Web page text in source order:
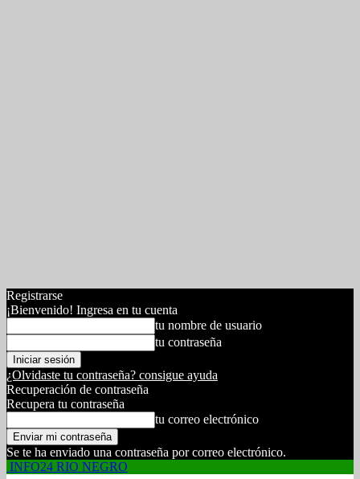
Registrarse
¡Bienvenido! Ingresa en tu cuenta
tu nombre de usuario
tu contraseña
¿Olvidaste tu contraseña? consigue ayuda
Recuperación de contraseña
Recupera tu contraseña
tu correo electrónico
Se te ha enviado una contraseña por correo electrónico.
INFO24 RIO NEGRO